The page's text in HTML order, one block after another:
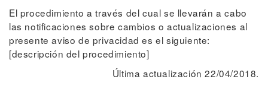
El procedimiento a través del cual se llevarán a cabo
las notificaciones sobre cambios o actualizaciones al
presente aviso de privacidad es el siguiente:
[descripción del procedimiento]
Última actualización 22/04/2018.